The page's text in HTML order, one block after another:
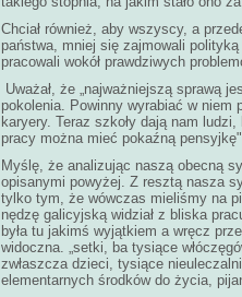
Chciał również, aby wszyscy, a
państwa, mniej się zajmowali
pracowali wokół prawdziwych
Uważał, że „najważniejszą sprawą
pokolenia. Powinny wyrabiać w
karyery. Teraz szkoły dają nam
pracy można mieć pokaźną pensyjkę"
Myślę, że analizując naszą obecną
opisanymi powyżej. Z resztą nasza
tylko tym, że wówczas mieliśmy na
nędzę galicyjską widział z bliska
była tu jakimś wyjątkiem a wręcz
widoczna. „setki, ba tysiące
zwłaszcza dzieci, tysiące
elementarnych środków do życia,